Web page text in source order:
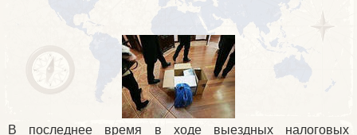
В последнее время в ходе выездных налоговых